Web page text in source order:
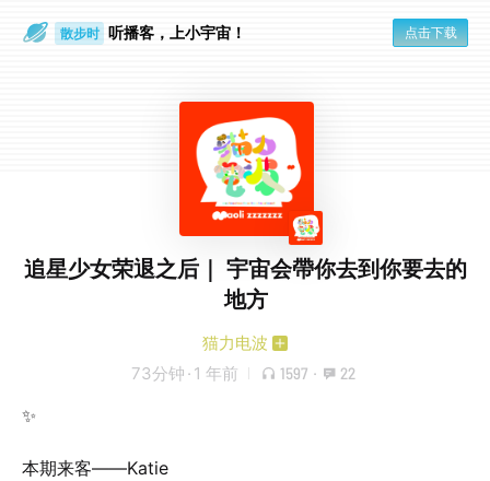
散步时 听播客，上小宇宙！ 点击下载
追星少女荣退之后｜ 宇宙会帶你去到你要去的
地方
猫力电波
73分钟 · 1 年前 1597 · 22
✨
本期来客——Katie